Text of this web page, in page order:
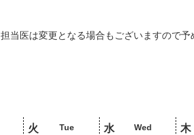
担当医は変更となる場合もございますので予
火 Tue 水 Wed 木